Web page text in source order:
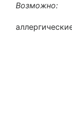
Возможно: